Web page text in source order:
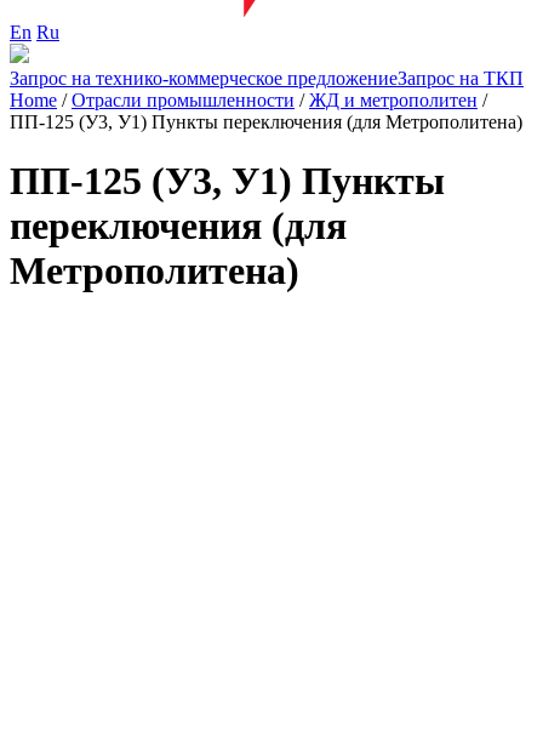
En Ru
Запрос на технико-коммерческое предложениеЗапрос на ТКП
Home /Отрасли промышленности /ЖД и метрополитен /
ПП-125 (У3, У1) Пункты переключения (для Метрополитена)
ПП-125 (У3, У1) Пункты
переключения (для
Метрополитена)